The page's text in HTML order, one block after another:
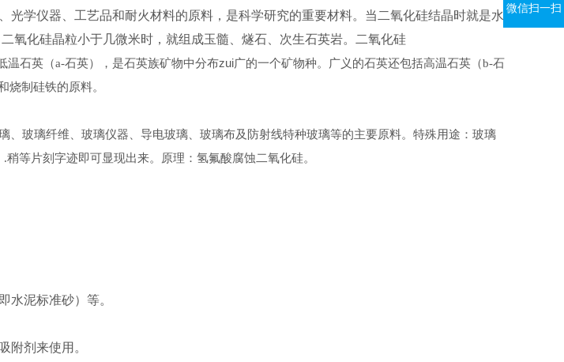
学仪器、工艺品和耐火材料的原料，是科学研究的重要材料。当二氧化硅结晶时就是水
氧化硅晶粒小于几微米时，就组成玉髓、燧石、次生石英岩。二氧化硅
温石英（a-石英），是石英族矿物中分布zui广的一个矿物种。广义的石英还包括高温石英（b-石
烧制硅铁的原料。
玻璃纤维、玻璃仪器、导电玻璃、玻璃布及防射线特种玻璃等的主要原料。特殊用途：玻璃
.稍等片刻字迹即可显现出来。原理：氢氟酸腐蚀二氧化硅。
泥标准砂）等。
剂来使用。
微信扫一扫